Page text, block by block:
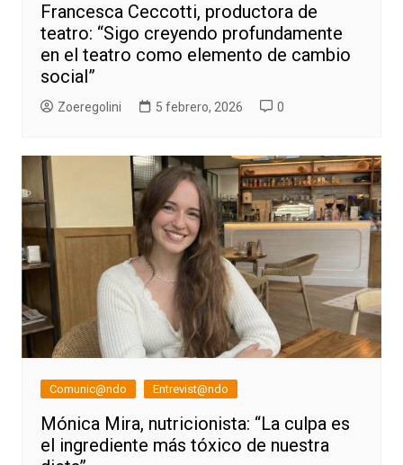
Francesca Ceccotti, productora de
teatro: “Sigo creyendo profundamente
en el teatro como elemento de cambio
social”
Zoeregolini 5 febrero, 2026 0
Comunic@ndo Entrevist@ndo
Mónica Mira, nutricionista: “La culpa es
el ingrediente más tóxico de nuestra